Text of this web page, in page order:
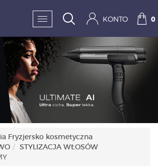
SKLEP:
FRYZJERSTWO
KOSMETYKA
HIGIENA I DEZYNFEKC
PAZNOKCIE
KONTO 0
Fryzjersko kosmetyczna
STYLIZACJA WŁOSÓW